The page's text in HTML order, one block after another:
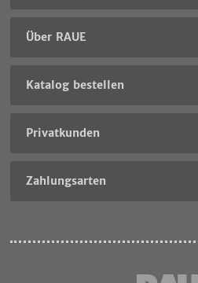
Über RAUE
Katalog bestellen
Privatkunden
Zahlungsarten